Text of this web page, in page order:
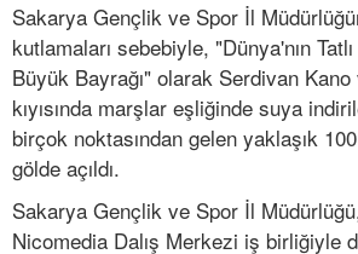
Sakarya Gençlik ve Spor İl
kutlamaları sebebiyle, "Dünya'nın
Büyük Bayrağı" olarak Serdivan
kıyısında marşlar eşliğinde suya
birçok noktasından gelen yaklaşık
gölde açıldı.
Sakarya Gençlik ve Spor İl
Nicomedia Dalış Merkezi iş birliğiyle